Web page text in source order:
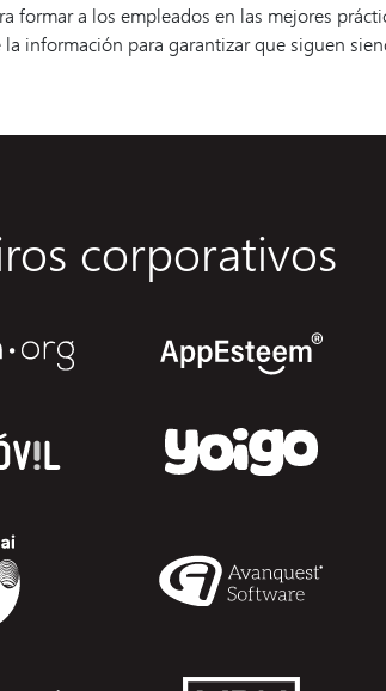
a los empleados en las mejores
información para garantizar que siguen
corporativos